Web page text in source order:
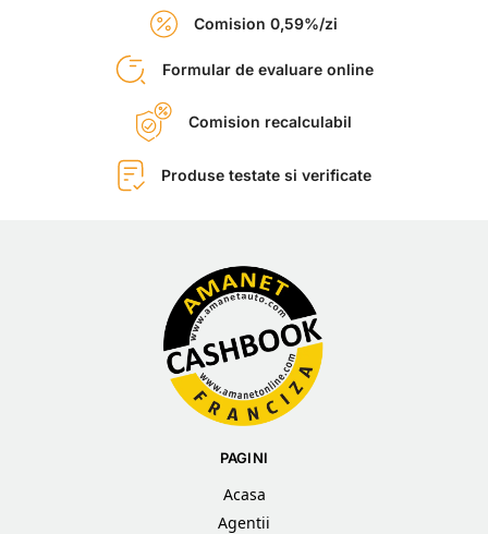
Comision 0,59%/zi
Formular de evaluare online
Comision recalculabil
Produse testate si verificate
PAGINI
Acasa
Agentii